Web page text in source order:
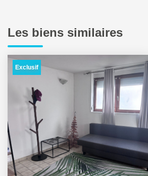
Les biens similaires
Exclusif